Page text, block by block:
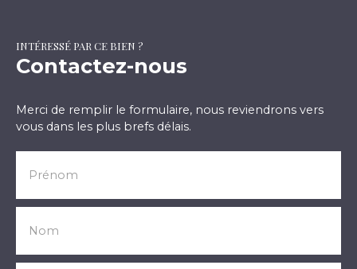
INTÉRESSÉ PAR CE BIEN ?
Contactez-nous
Merci de remplir le formulaire, nous reviendrons vers
vous dans les plus brefs délais.
Prénom
Nom